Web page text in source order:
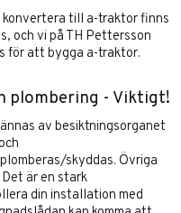
till a-traktor finns
och vi på TH Pettersson
för att bygga a-traktor.
plombering - Viktigt!
av besiktningsorganet
skyddas. Övriga
är en stark
din installation med